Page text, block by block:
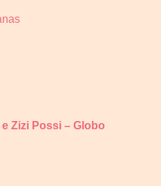
Zizi Possi – Globo